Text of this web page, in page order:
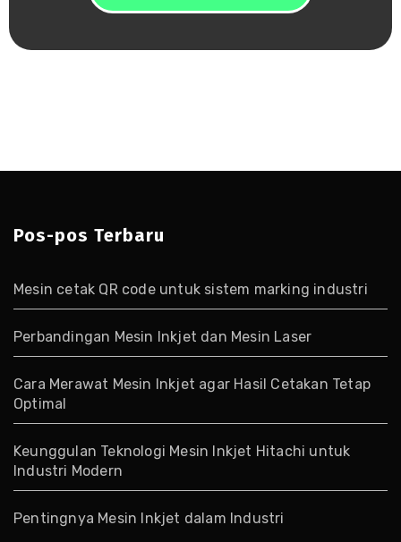
Pos-pos Terbaru
Mesin cetak QR code untuk sistem marking industri
Perbandingan Mesin Inkjet dan Mesin Laser
Cara Merawat Mesin Inkjet agar Hasil Cetakan Tetap
Optimal
Keunggulan Teknologi Mesin Inkjet Hitachi untuk
Industri Modern
Pentingnya Mesin Inkjet dalam Industri